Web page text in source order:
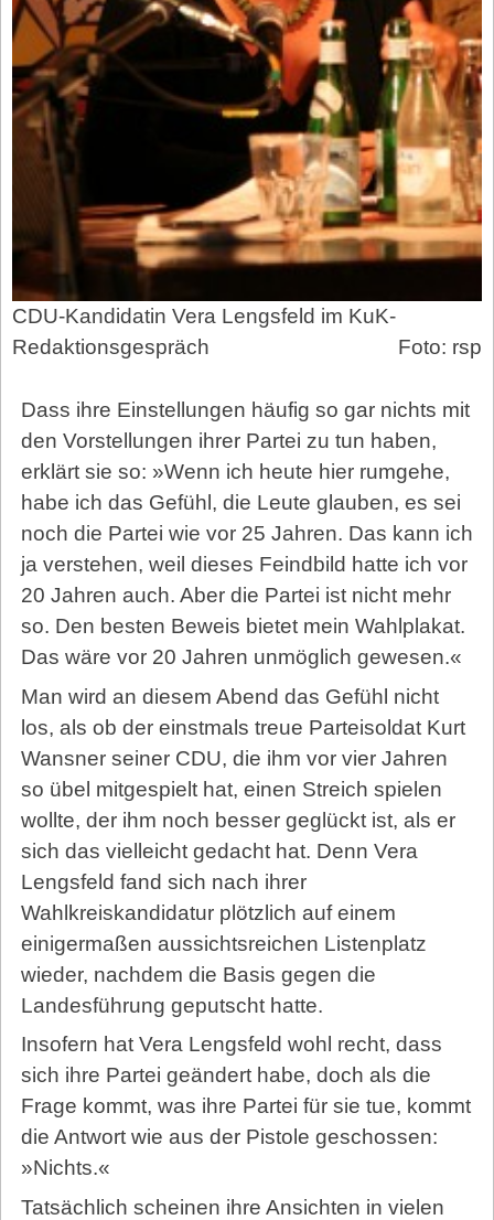
CDU-Kandidatin Vera Lengsfeld im KuK-
Redaktionsgespräch
Foto: rsp
Dass ihre Einstellungen häufig so gar nichts mit
den Vorstellungen ihrer Partei zu tun haben,
erklärt sie so: »Wenn ich heute hier rumgehe,
habe ich das Gefühl, die Leute glauben, es sei
noch die Partei wie vor 25 Jahren. Das kann ich
ja verstehen, weil dieses Feindbild hatte ich vor
20 Jahren auch. Aber die Partei ist nicht mehr
so. Den besten Beweis bietet mein Wahlplakat.
Das wäre vor 20 Jahren unmöglich gewesen.«
Man wird an diesem Abend das Gefühl nicht
los, als ob der einstmals treue Parteisoldat Kurt
Wansner seiner CDU, die ihm vor vier Jahren
so übel mitgespielt hat, einen Streich spielen
wollte, der ihm noch besser geglückt ist, als er
sich das vielleicht gedacht hat. Denn Vera
Lengsfeld fand sich nach ihrer
Wahlkreiskandidatur plötzlich auf einem
einigermaßen aussichtsreichen Listenplatz
wieder, nachdem die Basis gegen die
Landesführung geputscht hatte.
Insofern hat Vera Lengsfeld wohl recht, dass
sich ihre Partei geändert habe, doch als die
Frage kommt, was ihre Partei für sie tue, kommt
die Antwort wie aus der Pistole geschossen:
»Nichts.«
Tatsächlich scheinen ihre Ansichten in vielen